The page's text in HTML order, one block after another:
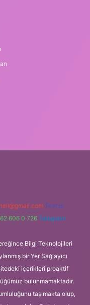
Teams:
606 0 726 Telegram:
Bilgi Teknolojileri
bir Yer Sağlayıcı
içerikleri proaktif
bulunmamaktadır.
taşımakta olup,